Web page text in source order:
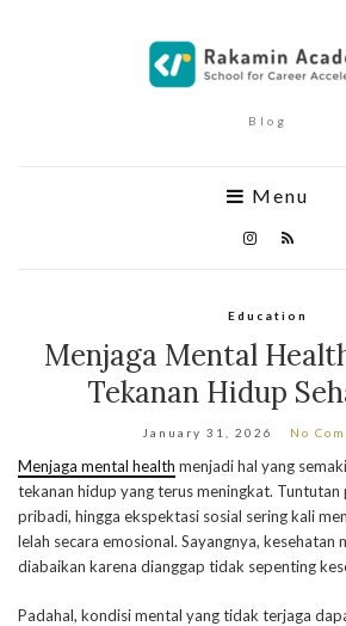
Blog
Menu
Education
Menjaga Mental
Tekanan Hidup
January 31, 2026 No
Menjaga mental health menjadi hal yang
tekanan hidup yang terus meningkat. Tuntutan
pribadi, hingga ekspektasi sosial sering kali
lelah secara emosional. Sayangnya, kesehatan
diabaikan karena dianggap tidak sepenting
Padahal, kondisi mental yang tidak terjaga